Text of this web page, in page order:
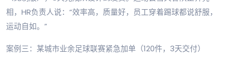
相，HR负责人说：“效率高，质量好，员工穿着踢球都说舒服，
运动自如。”
案例三：某城市业余足球联赛紧急加单（120件，3天交付）